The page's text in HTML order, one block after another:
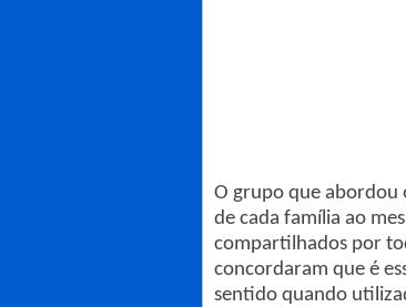
O grupo que abordou
de cada família ao
compartilhados por
concordaram que é
sentido quando